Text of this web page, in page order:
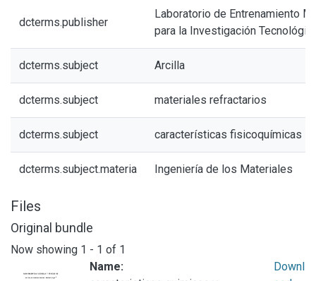
dcterms.publisher
Laboratorio de Entrenamiento
para la Investigación
dcterms.subject Arcilla
dcterms.subject materiales refractarios
dcterms.subject características fisicoquímicas
dcterms.subject.materia Ingeniería de los Materiales
Files
Original bundle
Now showing 1 - 1 of 1
Name:
Downl